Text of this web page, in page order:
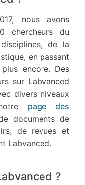
nous avons
chercheurs du
de la
en passant
encore. Des
sur Labvanced
divers niveaux
page des
documents de
de revues et
Labvanced.
?